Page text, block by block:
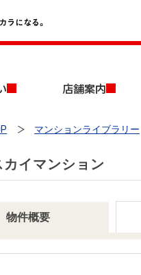
店舗案内
マンションライブラリー
イマンション
物件概要